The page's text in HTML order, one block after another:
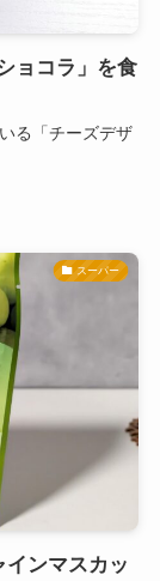
ョコラ」を食
る「チーズデザ
スーパー
インマスカッ